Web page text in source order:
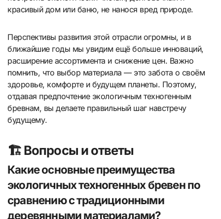
красивый дом или баню, не нанося вред природе.
Перспективы развития этой отрасли огромны, и в
ближайшие годы мы увидим ещё больше инноваций,
расширение ассортимента и снижение цен. Важно
помнить, что выбор материала — это забота о своём
здоровье, комфорте и будущем планеты. Поэтому,
отдавая предпочтение экологичным техногенным
бревнам, вы делаете правильный шаг навстречу
будущему.
🏗️ Вопросы и ответы
Какие основные преимущества
экологичных техногенных бревен по
сравнению с традиционными
деревянными материалами?